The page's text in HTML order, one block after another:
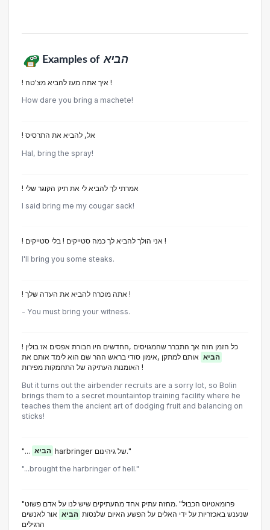
Examples of הביא
! איך אתה מעז להביא מצ'טה !
How dare you bring a machete!
! אל, להביא את התרסיס
Hal, bring the spray!
! אמרתי לך להביא לי את תיק הקוגר שלי
I said bring me my cougar sack!
! אני הולך להביא לך כמה סטייקים ! בלי סטייקים !
I'll bring you some steaks.
! אתה מוכרח להביא את העדה שלך !
- You must bring your witness.
! כל הזמן הזה אך התברר שהמגויסים ,החדשים היו חבורת אפסים אז בולין
הביא אותם למתקן ,אימון סודי בראש ההר שם הוא לימד אותם את
האומנות העתיקה של התחמקות מפירות !
But it turns out the airbender recruits are a sorry lot, so Bolin
brings them to a secret mountaintop training facility where he
teaches them the ancient art of dodging fruit and balancing on
sticks!
"... הביא
harbringer של גיהינום."
"...brought the harbringer of hell."
"פרומאטיוס הכבול" .מחזה עתיק אחד מהעתיקים שיש לנו על אדם פשוט
שנענש באכזריות על ידי האלים על הפשע האיום שלנסות הביא אור לאנשים
הרגילים